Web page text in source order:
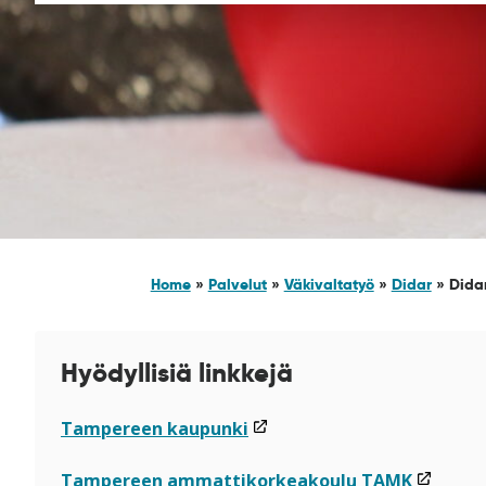
Home» Palvelut» Väkivaltatyö» Didar»
Hyödyllisiä linkkejä
Tampereen kaupunki (linkki
uuteen
(linkki
uuteen
Tampereen ammattikorkeakoulu TAMK(linkki
(linkki